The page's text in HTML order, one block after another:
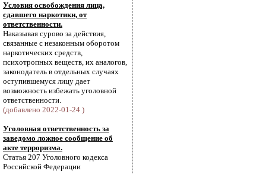
Условия освобождения лица,
сдавшего наркотики, от
ответственности.
Наказывая сурово за действия,
связанные с незаконным оборотом
наркотических средств,
психотропных веществ, их аналогов,
законодатель в отдельных случаях
оступившемуся лицу дает
возможность избежать уголовной
ответственности.
(добавлено 2022-01-24 )
Уголовная ответственность за
заведомо ложное сообщение об
акте терроризма.
Статья 207 Уголовного кодекса
Российской Федерации